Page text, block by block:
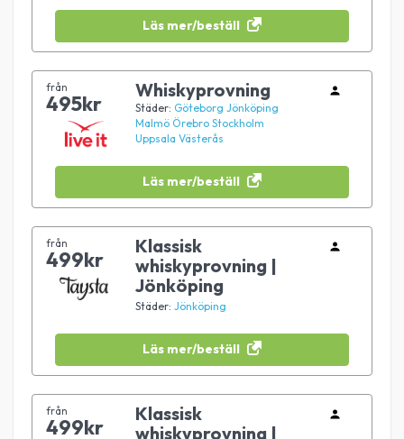
Läs mer/beställ
från
495kr
Whiskyprovning
Städer: Göteborg Jönköping
Malmö Örebro Stockholm
Uppsala Västerås
Läs mer/beställ
från
499kr
Klassisk
whiskyprovning |
Jönköping
Städer: Jönköping
Läs mer/beställ
från
499kr
Klassisk
whiskyprovning |